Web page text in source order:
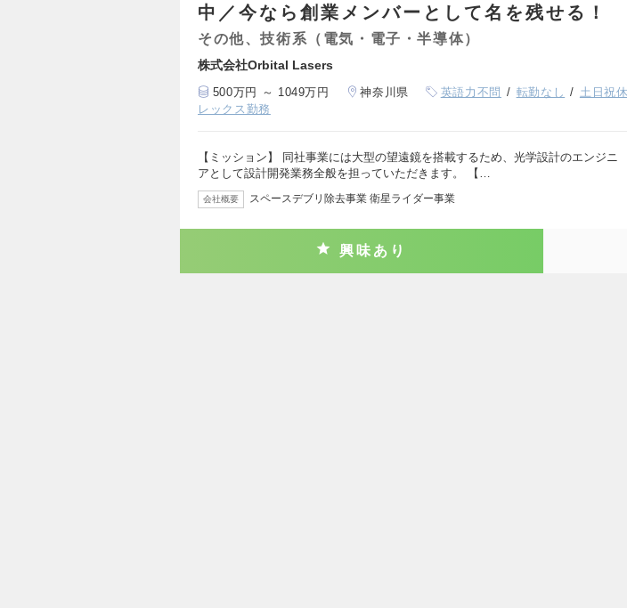
中／今なら創業メンバーとして名を残せる！
その他、技術系（電気・電子・半導体）
株式会社Orbital Lasers
500万円 ～ 1049万円 神奈川県 英語力不問 転勤なし 土日祝
レックス勤務
【ミッション】 同社事業には大型の望遠鏡を搭載するため、光学設計のエンジニ
アとして設計開発業務全般を担っていただきます。 【…
会社概要 スペースデブリ除去事業 衛星ライダー事業
興味あり